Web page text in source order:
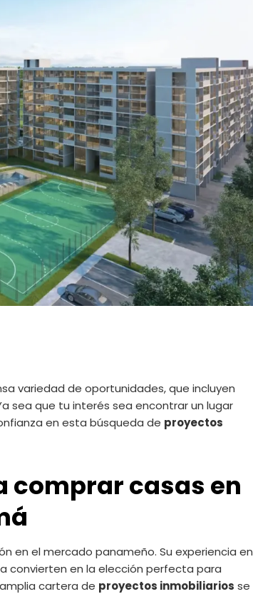
variedad de oportunidades, que incluyen
sea que tu interés sea encontrar un lugar
en esta búsqueda de proyectos
comprar casas en
en el mercado panameño. Su experiencia en
convierten en la elección perfecta para
amplia cartera de proyectos inmobiliarios se